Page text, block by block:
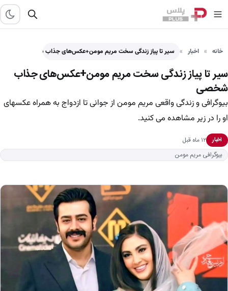
خانه اخبار سیر تا پیاز زندگی سخت مریم مومن+عکس‌های جذاب شخصی
سیر تا پیاز زندگی سخت مریم مومن+عکس‌های جذاب
شخصی
بیوگرافی و زندگی واقعی مریم مومن از جوانی تا ازدواج به همراه عکسهای
او را در زیر مشاهده می کنید.
اخبار
۱۲ ماه قبل
بیوگرافی مریم مومن